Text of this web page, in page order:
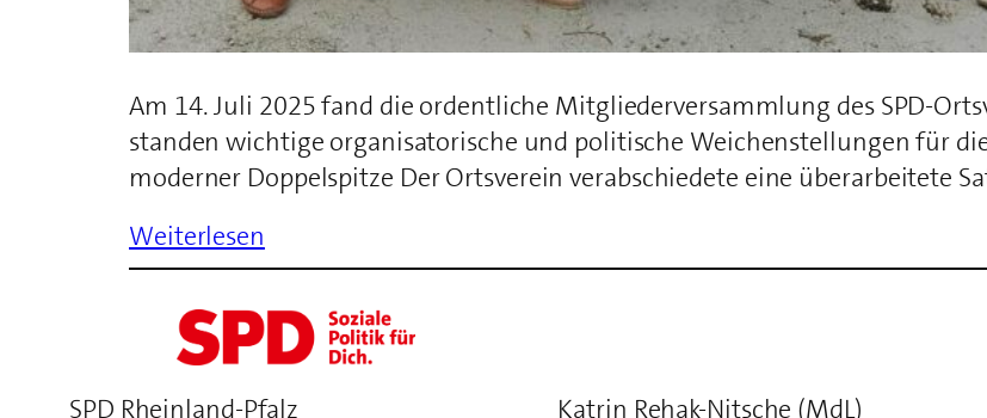
Am 14. Juli 2025 fand die ordentliche Mitgliederversammlung des SPD-
standen wichtige organisatorische und politische Weichenstellungen für
moderner Doppelspitze Der Ortsverein verabschiedete eine überarbeitete
Weiterlesen
SPD Rheinland-Pfalz Katrin Rehak-Nitsche (MdL)